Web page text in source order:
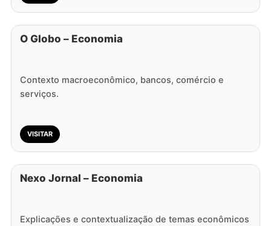
O Globo – Economia
Contexto macroeconômico, bancos, comércio e
serviços.
VISITAR
Nexo Jornal – Economia
Explicações e contextualização de temas econômicos